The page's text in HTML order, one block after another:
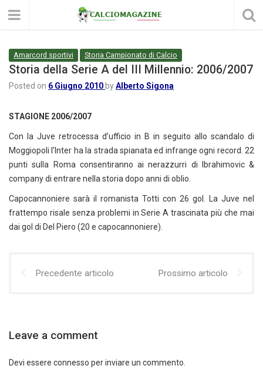
Amarcord sportivi Storia Campionato di Calcio
Storia della Serie A del III Millennio: 2006/2007
Posted on 6 Giugno 2010 byAlberto Sigona
STAGIONE 2006/2007
Con la Juve retrocessa d’ufficio in B in seguito allo scandalo di
Moggiopoli l’Inter ha la strada spianata ed infrange ogni record. 22
punti sulla Roma consentiranno ai nerazzurri di Ibrahimovic &
company di entrare nella storia dopo anni di oblio.
Capocannoniere sarà il romanista Totti con 26 gol. La Juve nel
frattempo risale senza problemi in Serie A trascinata più che mai
dai gol di Del Piero (20 e capocannoniere).
Precedente articolo Prossimo articolo
Leave a comment
Devi essere connesso per inviare un commento.